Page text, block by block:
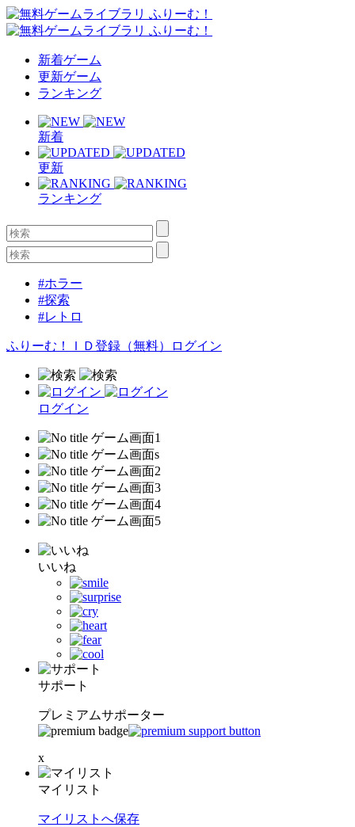
新着ゲーム
更新ゲーム
ランキング
新着
更新
ランキング
#ホラー
#探索
#レトロ
ふりーむ！ＩＤ登録（無料） ログイン
ログイン
いいね
サポート
プレミアムサポーター
x
マイリスト
マイリストへ保存